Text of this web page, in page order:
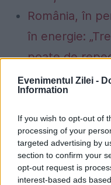
Evenimentul Zilei -
Information
If you wish to opt-out of
processing of your
targeted advertising by
section to confirm your
opt-out request is
interest-based ads
România, în
în energie:
poate de
anti-imbatranire
fructe
ten usturoi